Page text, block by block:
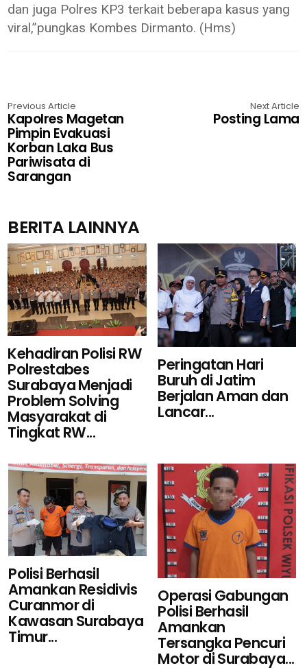
dan juga Polres KP3 terkait beberapa kasus yang
viral,”pungkas Kombes Dirmanto. (Hms)
Previous Article
Kapolres Magetan
Pimpin Evakuasi
Korban Laka Bus
Pariwisata di
Sarangan
Next Article
Posting Lama
BERITA LAINNYA
Kehadiran Polisi RW
Polrestabes
Surabaya Menjadi
Problem Solving
Masyarakat di
Tingkat RW...
Peringatan Hari
Buruh di Jatim
Berjalan Aman dan
Lancar...
Polisi Berhasil
Amankan Residivis
Curanmor di
Kawasan Surabaya
Timur...
Operasi Gabungan
Polisi Berhasil
Amankan
Tersangka Pencuri
Motor di Surabaya...